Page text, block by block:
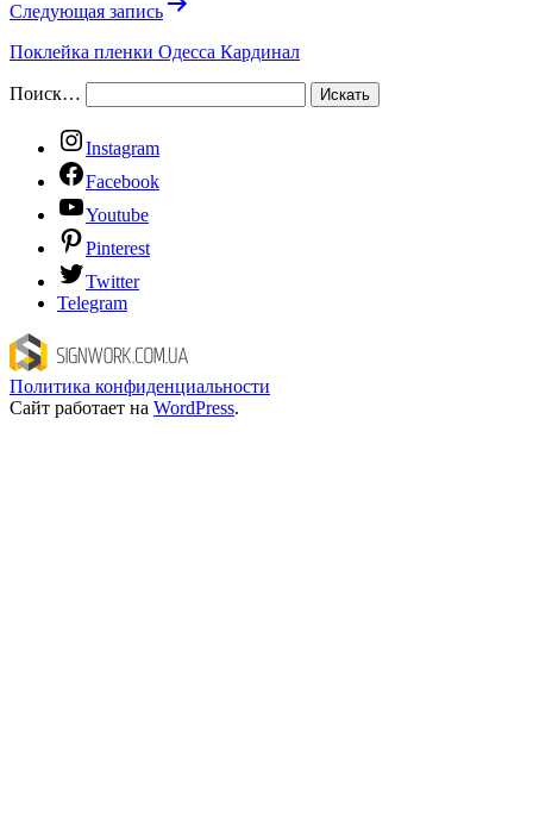
Следующая запись
Поклейка пленки Одесса Кардинал
Поиск…
Instagram
Facebook
Youtube
Pinterest
Twitter
Telegram
Политика конфиденциальности
Сайт работает на WordPress.